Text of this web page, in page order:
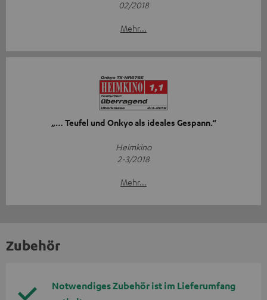
02/2018
Mehr...
„… Teufel und Onkyo als ideales Gespann.“
Heimkino
2-3/2018
Mehr...
Zubehör
Notwendiges Zubehör ist im Lieferumfang